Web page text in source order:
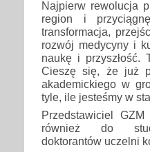
Najpierw rewolucja
region i
transformacja,
rozwój medycyny i
naukę i
Cieszę się, że już
akademickiego w
tyle, ile jesteśmy w
Przedstawiciel
również do
doktorantów uczelni